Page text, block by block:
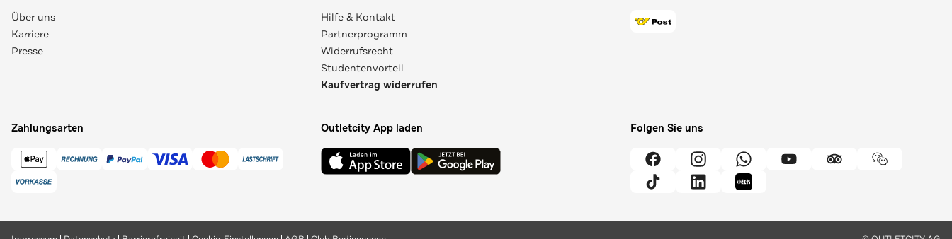
Über uns
Karriere
Presse
Hilfe & Kontakt
Partnerprogramm
Widerrufsrecht
Studentenvorteil
Kaufvertrag widerrufen
Zahlungsarten Outletcity App laden Folgen Sie uns